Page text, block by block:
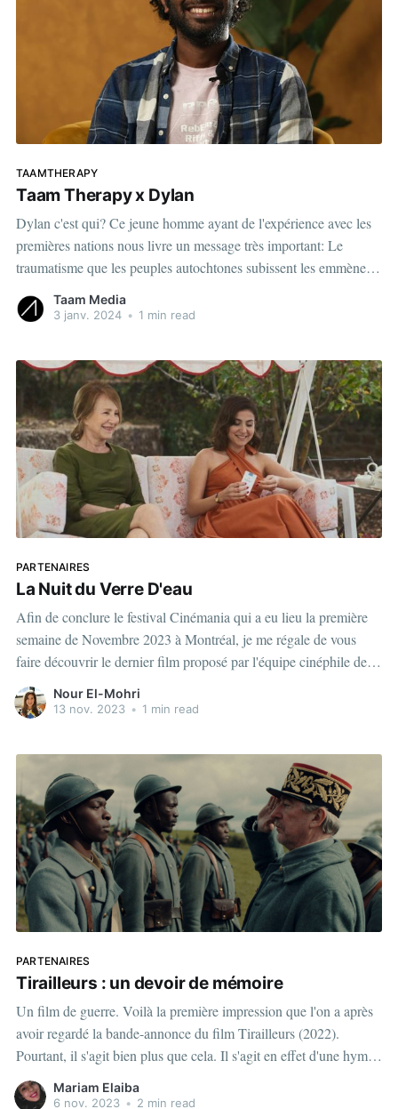
TAAMTHERAPY
Taam Therapy x Dylan
Dylan c'est qui? Ce jeune homme ayant de l'expérience avec les
premières nations nous livre un message très important: Le
traumatisme que les peuples autochtones subissent les emmène à
passe chez lui. Si tu savais genre ce
Taam Media
3 janv. 2024 • 1 min read
PARTENAIRES
La Nuit du Verre D'eau
Afin de conclure le festival Cinémania qui a eu lieu la première
semaine de Novembre 2023 à Montréal, je me régale de vous
faire découvrir le dernier film proposé par l'équipe cinéphile de
Taam Media. Un film produit par Carlos Chahine, ce film nous
fait retomber dans un
Nour El-Mohri
13 nov. 2023 • 1 min read
PARTENAIRES
Tirailleurs : un devoir de mémoire
Un film de guerre. Voilà la première impression que l'on a après
avoir regardé la bande-annonce du film Tirailleurs (2022).
Pourtant, il s'agit bien plus que cela. Il s'agit en effet d'une hymne
à la nation, à l'Afrique, et
Mariam Elaiba
6 nov. 2023 • 2 min read